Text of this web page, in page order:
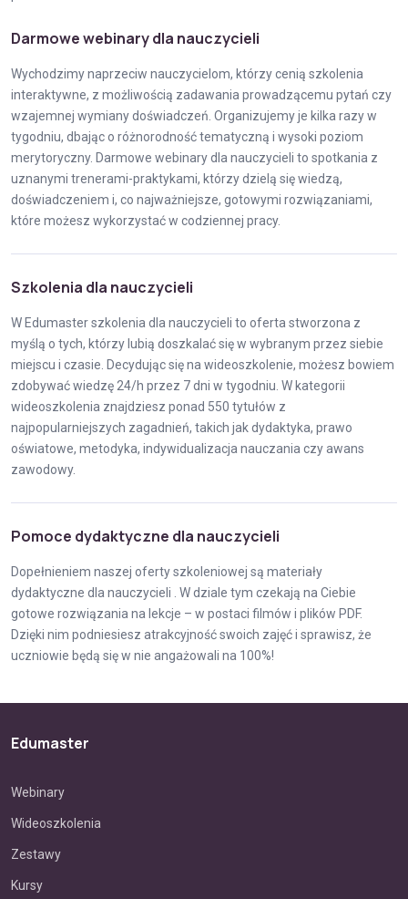
Darmowe webinary dla nauczycieli
Wychodzimy naprzeciw nauczycielom, którzy cenią szkolenia
interaktywne, z możliwością zadawania prowadzącemu pytań czy
wzajemnej wymiany doświadczeń. Organizujemy je kilka razy w
tygodniu, dbając o różnorodność tematyczną i wysoki poziom
merytoryczny. Darmowe webinary dla nauczycieli to spotkania z
uznanymi trenerami-praktykami, którzy dzielą się wiedzą,
doświadczeniem i, co najważniejsze, gotowymi rozwiązaniami,
które możesz wykorzystać w codziennej pracy.
Szkolenia dla nauczycieli
W Edumaster szkolenia dla nauczycieli to oferta stworzona z
myślą o tych, którzy lubią doszkalać się w wybranym przez siebie
miejscu i czasie. Decydując się na wideoszkolenie, możesz bowiem
zdobywać wiedzę 24/h przez 7 dni w tygodniu. W kategorii
wideoszkolenia znajdziesz ponad 550 tytułów z
najpopularniejszych zagadnień, takich jak dydaktyka, prawo
oświatowe, metodyka, indywidualizacja nauczania czy awans
zawodowy.
Pomoce dydaktyczne dla nauczycieli
Dopełnieniem naszej oferty szkoleniowej są materiały
dydaktyczne dla nauczycieli . W dziale tym czekają na Ciebie
gotowe rozwiązania na lekcje – w postaci filmów i plików PDF.
Dzięki nim podniesiesz atrakcyjność swoich zajęć i sprawisz, że
uczniowie będą się w nie angażowali na 100%!
Edumaster
Webinary
Wideoszkolenia
Zestawy
Kursy